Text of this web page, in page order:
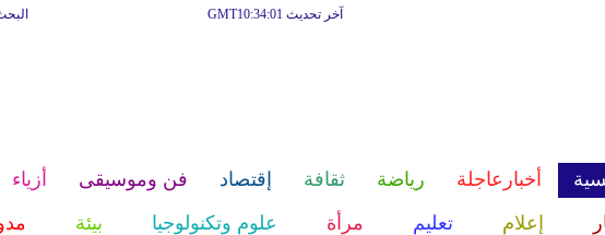
آخر تحديث GMT10:34:01
أخبارعاجلة رياضة ثقافة إقتصاد فن وموسيقى أزياء
إعلام تعليم مرأة علوم وتكنولوجيا بيئة